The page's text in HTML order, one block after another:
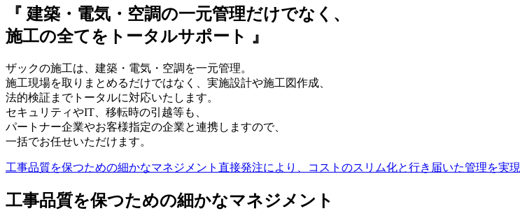
『 建築・電気・空調の一元管理だけでなく、
施工の全てをトータルサポート 』
ザックの施工は、建築・電気・空調を一元管理。
施工現場を取りまとめるだけではなく、実施設計や施工図作成、
法的検証までトータルに対応いたします。
セキュリティやIT、移転時の引越等も、
パートナー企業やお客様指定の企業と連携しますので、
一括でお任せいただけます。
工事品質を保つための細かなマネジメント 直接発注により、コストのスリム化と行き届いた管理を実現
工事品質を保つための細かなマネジメント